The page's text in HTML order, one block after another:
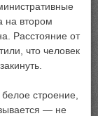
на втором
Расстояние от
что человек
строение,
— не